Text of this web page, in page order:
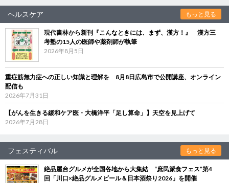
ヘルスケア もっと見る
現代書林から新刊『こんなときには、まず、漢方！』 漢方三
考塾の15人の医師や薬剤師が執筆
2026年8月5日
重症筋無力症への正しい知識と理解を 8月8日広島市で公開講座、オンライン
配信も
2026年7月31日
【がんを生きる緩和ケア医・大橋洋平「足し算命」】天空を見上げて
2026年7月28日
フェスティバル もっと見る
絶品屋台グルメが全国各地から大集結 “庶民派食フェス”第4
回「川口×絶品グルメビール＆日本酒祭り2026」を開催